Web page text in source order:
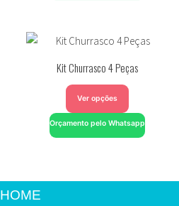
Kit Churrasco 4 Peças
Ver opções
Orçamento pelo Whatsapp
HOME